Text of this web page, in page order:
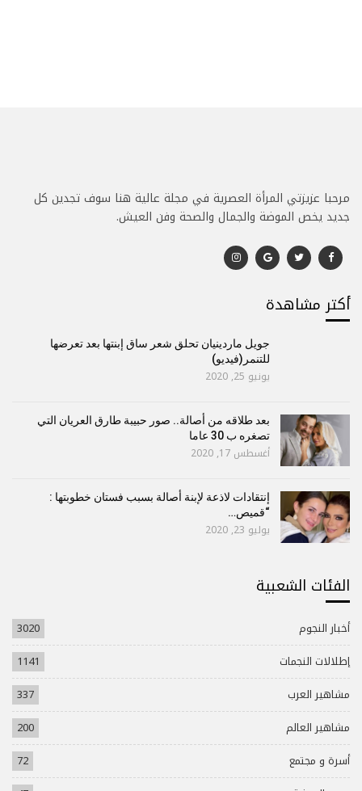
مرحبا عزيزتي المرأة العصرية في مجلة عالية هنا سوف تجدين كل
جديد يخص الموضة والجمال والصحة وفن العيش.
أكتر مشاهدة
جويل ماردينيان تحلق شعر ساق إبنتها بعد تعرضها
للتنمر(فيديو)
يونيو 25, 2020
بعد طلاقه من أصالة.. صور حبيبة طارق العريان التي
تصغره ب 30 عاما
أغسطس 17, 2020
إنتقادات لاذعة لإبنة أصالة بسبب فستان خطوبتها :
“قميص…
يوليو 23, 2020
الفئات الشعبية
أخبار النجوم
3020
إطلالات النجمات
1141
مشاهير العرب
337
مشاهير العالم
200
أسرة و مجتمع
72